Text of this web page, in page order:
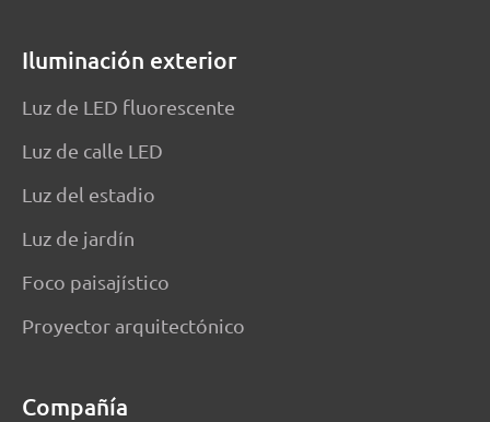
Iluminación exterior
Luz de LED fluorescente
Luz de calle LED
Luz del estadio
Luz de jardín
Foco paisajístico
Proyector arquitectónico
Compañía